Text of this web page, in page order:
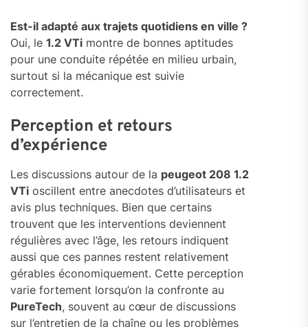
Est-il adapté aux trajets quotidiens en ville ?
Oui, le 1.2 VTi montre de bonnes aptitudes
pour une conduite répétée en milieu urbain,
surtout si la mécanique est suivie
correctement.
Perception et retours
d’expérience
Les discussions autour de la peugeot 208 1.2
VTi oscillent entre anecdotes d’utilisateurs et
avis plus techniques. Bien que certains
trouvent que les interventions deviennent
régulières avec l’âge, les retours indiquent
aussi que ces pannes restent relativement
gérables économiquement. Cette perception
varie fortement lorsqu’on la confronte au
PureTech, souvent au cœur de discussions
sur l’entretien de la chaîne ou les problèmes